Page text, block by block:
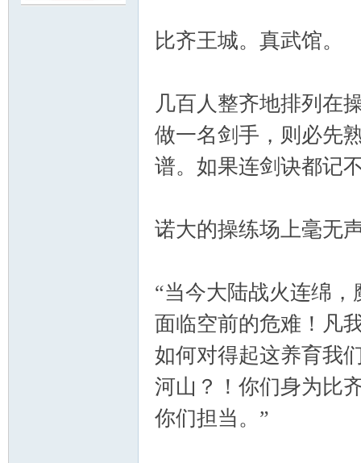
比齐王城。真武馆。
几百人整齐地排列在
做一名剑手，则必先
谱。如果连剑诀都记
诺大的操练场上毫无
“当今大陆战火连绵
面临空前的危难！凡
如何对得起这养育我
河山？！你们身为比
你们担当。”